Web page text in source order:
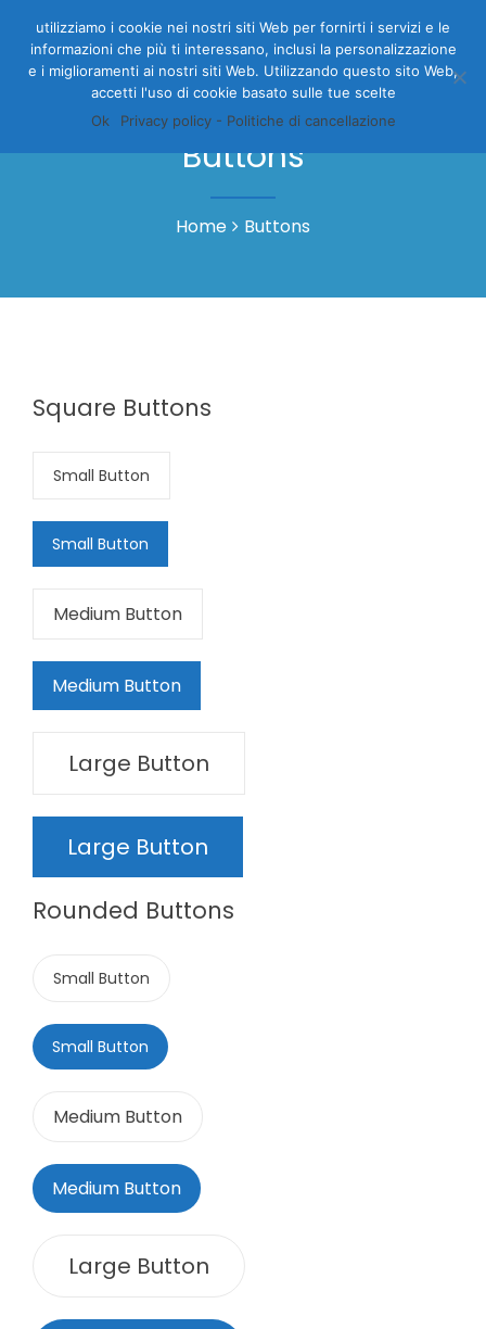
Buttons
Home Buttons
Square Buttons
Small Button
Small Button
Medium Button
Medium Button
Large Button
Large Button
Rounded Buttons
Small Button
Small Button
Medium Button
Medium Button
Large Button
utilizziamo i cookie nei nostri siti Web per fornirti i servizi e le
informazioni che più ti interessano, inclusi la personalizzazione
e i miglioramenti ai nostri siti Web. Utilizzando questo sito Web,
accetti l'uso di cookie basato sulle tue scelte
Ok
Privacy policy - Politiche di cancellazione